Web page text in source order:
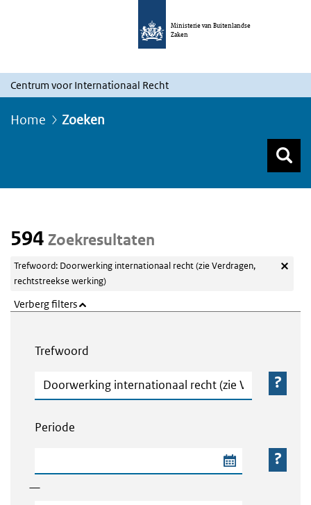
Ministerie van Buitenlandse
Zaken
Centrum voor Internationaal Recht
Home Zoeken
594 Zoekresultaten
Trefwoord: Doorwerking internationaal recht (zie Verdragen,
rechtstreekse werking)
Verberg filters
Trefwoord
Trefwoord
Periode
—